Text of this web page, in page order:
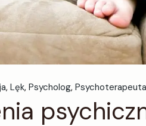
Lęk Psycholog Psychoterapeuta